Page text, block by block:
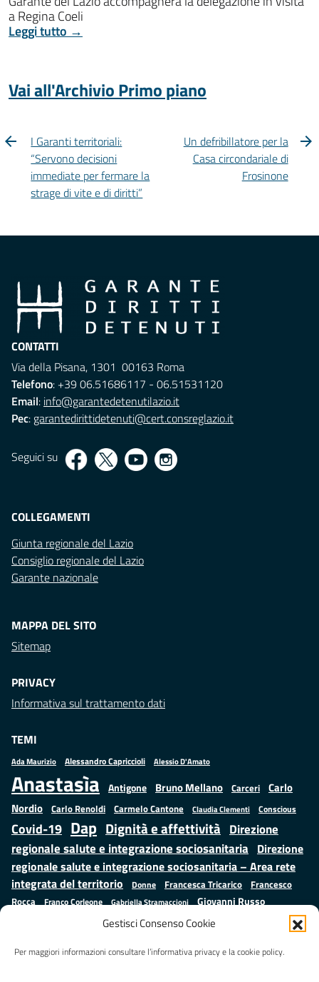
Gestisci Consenso Cookie
Per maggiori informazioni consultare l’informativa privacy e la cookie policy.
a Regina Coeli
Leggi tutto →
Vai all'Archivio Primo piano
I Garanti territoriali:
“Servono decisioni
immediate per fermare la
strage di vite e di diritti”
Un defribillatore per la
Casa circondariale di
Frosinone
CONTATTI
Via della Pisana, 1301 00163 Roma
Telefono: +39 06.51686117 - 06.51531120
Email: info@garantedetenutilazio.it
Pec: garantedirittidetenuti@cert.consreglazio.it
Seguici su
COLLEGAMENTI
Giunta regionale del Lazio
Consiglio regionale del Lazio
Garante nazionale
MAPPA DEL SITO
Sitemap
PRIVACY
Informativa sul trattamento dati
TEMI
Ada Maurizio Alessandro Capriccioli Alessio D'Amato
Anastasìa Antigone Bruno Mellano Carceri
Carlo
Nordio Carlo Renoldi Carmelo Cantone Claudia Clementi Conscious
Covid-19 Dap Dignità e affettività Direzione
regionale salute e integrazione sociosanitaria Direzione
regionale salute e integrazione sociosanitaria – Area rete
integrata del territorio
Donne Francesca Tricarico
Francesco
Rocca
Franco Corleone Gabriella Stramaccioni Giovanni Russo
Giuseppe Emanuele Cangemi Istruzione e cultura
Mauro
Palma ministero della Giustizia Minori Misure